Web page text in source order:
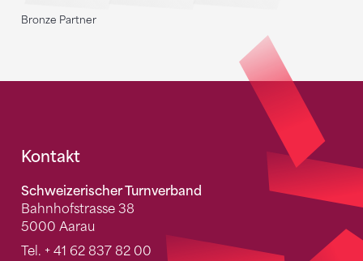
Bronze Partner
Fusszeile
Kontakt
Schweizerischer Turnverband
Bahnhofstrasse 38
5000 Aarau
Tel. + 41 62 837 82 00